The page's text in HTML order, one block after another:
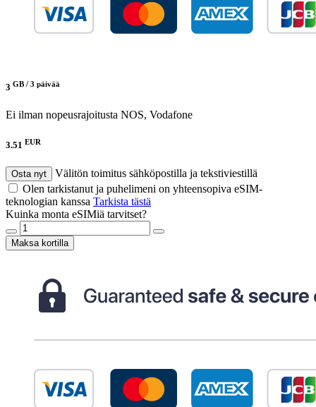
3 GB / 3 päivää
Ei ilman nopeusrajoitusta NOS, Vodafone
3.51 EUR
Osta nyt
Välitön toimitus sähköpostilla ja tekstiviestillä
Olen tarkistanut ja puhelimeni on yhteensopiva eSIM-
teknologian kanssa Tarkista tästä
Kuinka monta eSIMiä tarvitset?
Maksa kortilla